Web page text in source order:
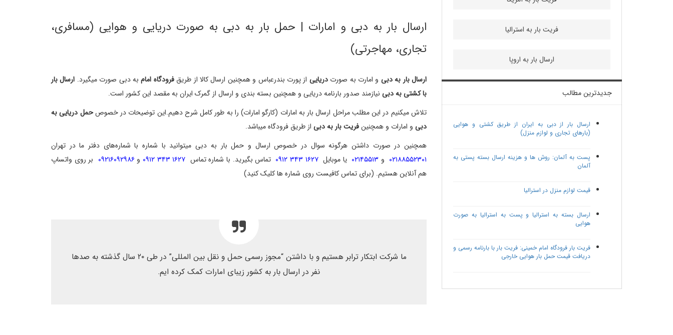
ارسال بار به دبی و امارات | حمل بار به دبی به صورت دریایی و هوایی (مسافری،
تجاری، مهاجرتی)
ارسال بار به دبی و امارت به صورتدریایی از پورت بندرعباس و همچنین ارسال کالا از طریقفرودگاه امامبه دبی صورت میگیرد. ارسال بار
با کشتی به دبی نیازمند صدور بارنامه دریایی و همچنین بسته بندی و ارسال از گمرک ایران به مقصد این کشور است.
تلاش میکنیم در این مطلب مراحل ارسال بار به امارات (کارگو امارات) را به طور کامل شرح دهیم.این توضیحات در خصوصحمل دریایی به
دبی و امارات و همچنینفریت بار به دبی از طریق فرودگاه میباشد.
همچنین در صورت داشتن هرگونه سوال در خصوص ارسال و حمل بار به دبی میتوانید با شماره با شماره‌های دفتر ما در تهران
۰۲۱۸۸۵۵۲۳۰۱ و یا موبایل ۱۶۲۷ ۳۴۳ ۰۹۱۲ تماس بگیرید. با شماره تماس و۰۹۲۱۶۰۹۲۹۸۶ بر روی واتساپ
هم آنلاین هستیم. (برای تماس کافیست روی شماره ها کلیک کنید)
ما شرکت ابتکار ترابر هستیم و با داشتن “مجوز رسمی حمل و نقل بین المللی” در طی ۲۰ سال گذشته به صدها
نفر در ارسال بار به کشور زیبای امارات کمک کرده ایم.
فریت بار به استرالیا
ارسال بار به اروپا
جدیدترین مطالب
ارسال بار از دبی به ایران از طریق کشتی و هوایی
(بارهای تجاری و لوازم منزل)
پست به آلمان: روش ها و هزینه ارسال بسته پستی به
آلمان
قیمت لوازم منزل در استرالیا
ارسال بسته به استرالیا و پست به استرالیا به صورت
هوایی
فریت بار فرودگاه امام خمینی: فریت بار با بارنامه رسمی و
دریافت قیمت حمل بار هوایی خارجی